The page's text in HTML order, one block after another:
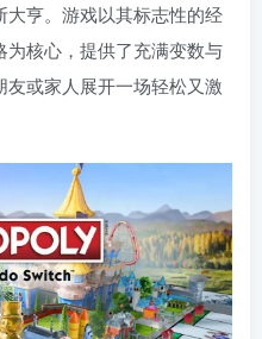
亨。游戏以其标志性的经
核心，提供了充满变数与
或家人展开一场轻松又激